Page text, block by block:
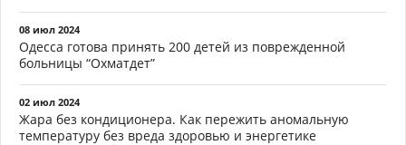
08 июл 2024
Одесса готова принять 200 детей из поврежденной
больницы “Охматдет”
02 июл 2024
Жара без кондиционера. Как пережить аномальную
температуру без вреда здоровью и энергетике